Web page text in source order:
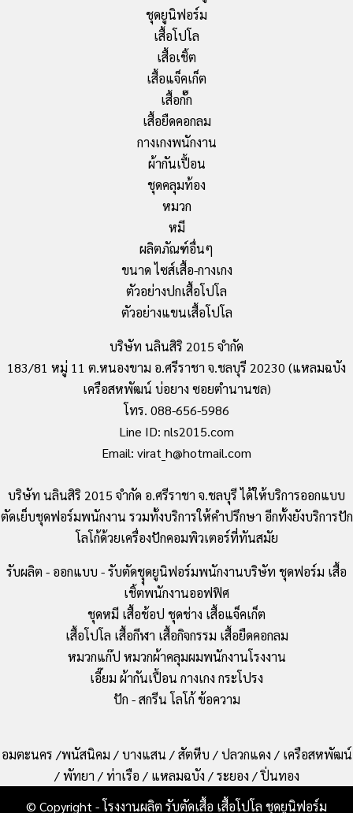
ชุดยูนิฟอร์ม
เสื้อโปโล
เสื้อเชิ้ต
เสื้อแจ็คเก็ต
เสื้อกั๊ก
เสื้อยืดคอกลม
กางเกงพนักงาน
ผ้ากันเปื้อน
ชุดคลุมท้อง
หมวก
หมี
ผลิตภัณฑ์อื่นๆ
ขนาด ไซส์เสื้อ-กางเกง
ตัวอย่างปกเสื้อโปโล
ตัวอย่างแขนเสื้อโปโล
บริษัท นลินสิริ 2015 จำกัด
183/81 หมู่ 11 ต.หนองขาม อ.ศรีราชา จ.ชลบุรี 20230 (แหลมฉบัง
เครือสหพัฒน์ บ่อยาง ซอยตำนานชล)
โทร. 088-656-5986
Line ID: nls2015.com
Email: virat_h@hotmail.com
บริษัท นลินสิริ 2015 จำกัด อ.ศรีราชา จ.ชลบุรี ได้ให้บริการออกแบบ
ตัดเย็บชุดฟอร์มพนักงาน รวมทั้งบริการให้คำปรึกษา อีกทั้งยังบริการปัก
โลโก้ด้วยเครื่องปักคอมพิวเตอร์ที่ทันสมัย
รับผลิต - ออกแบบ - รับตัดชุุดยูนิฟอร์มพนักงานบริษัท ชุดฟอร์ม เสื้อ
เชิ้ตพนักงานออฟฟิศ
ชุดหมี เสื้อช้อป ชุดช่าง เสื้อแจ็คเก็ต
เสื้อโปโล เสื้อกีฬา เสื้อกิจกรรม เสื้อยืดคอกลม
หมวกแก๊ป หมวกผ้าคลุมผมพนักงานโรงงาน
เอี๊ยม ผ้ากันเปื้อน กางเกง กระโปรง
ปัก - สกรีน โลโก้ ข้อความ
อมตะนคร /พนัสนิคม / บางแสน / สัตหีบ / ปลวกแดง / เครือสหพัฒน์
/ พัทยา / ท่าเรือ / แหลมฉบัง / ระยอง / ปิ่นทอง
© Copyright - โรงงานผลิต รับตัดเสื้อ เสื้อโปโล ชุดยูนิฟอร์ม